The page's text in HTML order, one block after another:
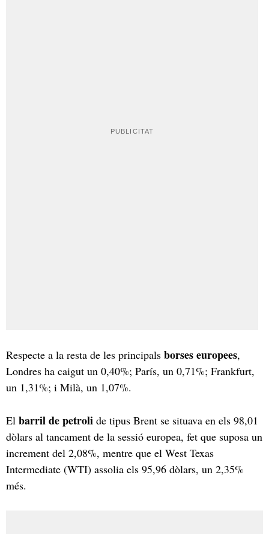
Respecte a la resta de les principals borses europees,
Londres ha caigut un 0,40%; París, un 0,71%; Frankfurt,
un 1,31%; i Milà, un 1,07%.
El barril de petroli de tipus Brent se situava en els 98,01
dòlars al tancament de la sessió europea, fet que suposa un
increment del 2,08%, mentre que el West Texas
Intermediate (WTI) assolia els 95,96 dòlars, un 2,35%
més.